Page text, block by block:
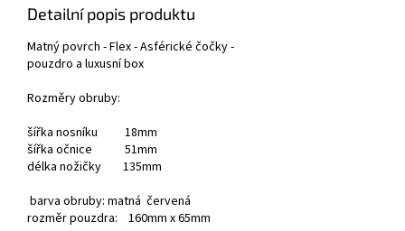
Detailní popis produktu
Matný povrch - Flex - Asférické čočky -
pouzdro a luxusní box
Rozměry obruby:
šířka nosníku 18mm
šířka očnice 51mm
délka nožičky 135mm
barva obruby: matná červená
rozměr pouzdra: 160mm x 65mm